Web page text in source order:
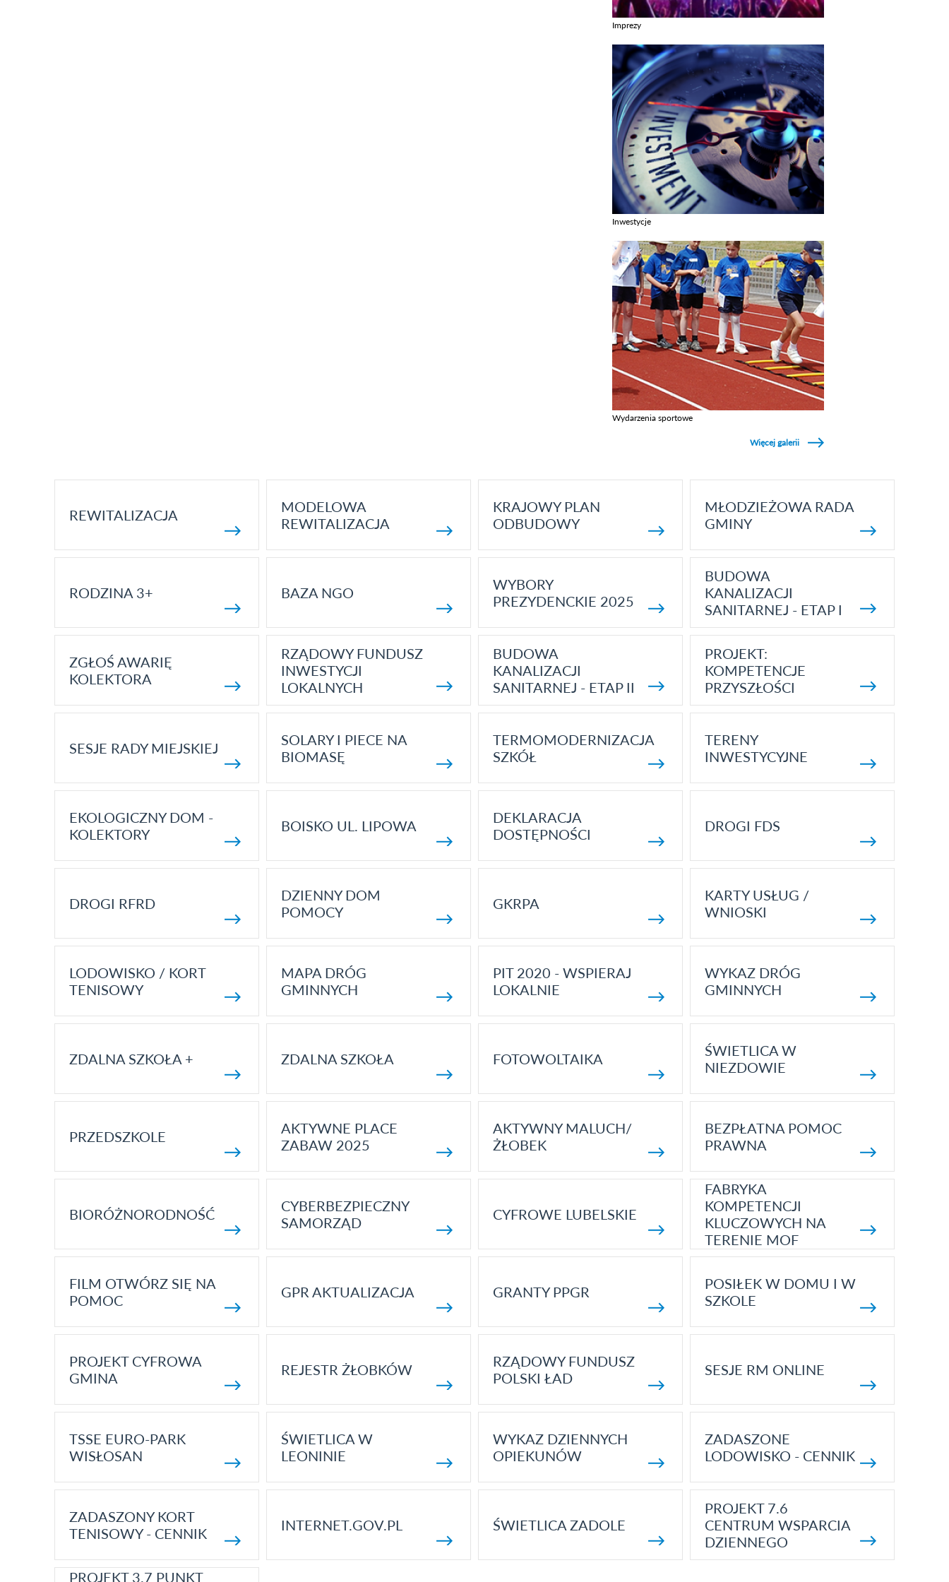
Imprezy
Inwestycje
Wydarzenia sportowe
Więcej galerii
REWITALIZACJA
MODELOWA
REWITALIZACJA
KRAJOWY PLAN
ODBUDOWY
MŁODZIEŻOWA RADA
GMINY
RODZINA 3+ BAZA NGO
WYBORY
PREZYDENCKIE 2025
BUDOWA
KANALIZACJI
SANITARNEJ - ETAP I
ZGŁOŚ AWARIĘ
KOLEKTORA
RZĄDOWY FUNDUSZ
INWESTYCJI
LOKALNYCH
BUDOWA
KANALIZACJI
SANITARNEJ - ETAP II
PROJEKT:
KOMPETENCJE
PRZYSZŁOŚCI
SESJE RADY MIEJSKIEJ
SOLARY I PIECE NA
BIOMASĘ
TERMOMODERNIZACJA
SZKÓŁ
TERENY
INWESTYCYJNE
EKOLOGICZNY DOM -
KOLEKTORY
BOISKO UL. LIPOWA
DEKLARACJA
DOSTĘPNOŚCI
DROGI FDS
DROGI RFRD
DZIENNY DOM
POMOCY
GKRPA
KARTY USŁUG /
WNIOSKI
LODOWISKO / KORT
TENISOWY
MAPA DRÓG
GMINNYCH
PIT 2020 - WSPIERAJ
LOKALNIE
WYKAZ DRÓG
GMINNYCH
ZDALNA SZKOŁA + ZDALNA SZKOŁA FOTOWOLTAIKA
ŚWIETLICA W
NIEZDOWIE
PRZEDSZKOLE
AKTYWNE PLACE
ZABAW 2025
AKTYWNY MALUCH/
ŻŁOBEK
BEZPŁATNA POMOC
PRAWNA
BIORÓŻNORODNOŚĆ
CYBERBEZPIECZNY
SAMORZĄD
CYFROWE LUBELSKIE
FABRYKA
KOMPETENCJI
KLUCZOWYCH NA
TERENIE MOF
FILM OTWÓRZ SIĘ NA
POMOC
GPR AKTUALIZACJA GRANTY PPGR
POSIŁEK W DOMU I W
SZKOLE
PROJEKT CYFROWA
GMINA
REJESTR ŻŁOBKÓW
RZĄDOWY FUNDUSZ
POLSKI ŁAD
SESJE RM ONLINE
TSSE EURO-PARK
WISŁOSAN
ŚWIETLICA W
LEONINIE
WYKAZ DZIENNYCH
OPIEKUNÓW
ZADASZONE
LODOWISKO - CENNIK
ZADASZONY KORT
TENISOWY - CENNIK
INTERNET.GOV.PL ŚWIETLICA ZADOLE
PROJEKT 7.6
CENTRUM WSPARCIA
DZIENNEGO
PROJEKT 3.7 PUNKT